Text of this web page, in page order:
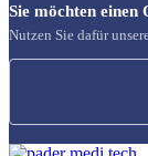
Sie möchten
Nutzen Sie dafür